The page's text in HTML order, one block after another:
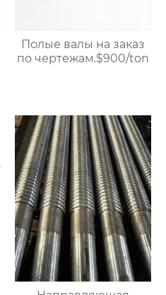
Полые валы на заказ
по чертежам.$900/ton